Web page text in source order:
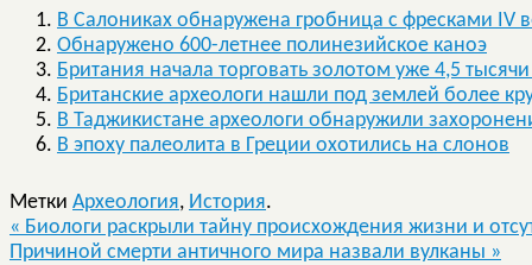
В Салониках обнаружена гробница с фресками IV
Обнаружено 600-летнее полинезийское каноэ
Британия начала торговать золотом уже 4,5
Британские археологи нашли под землей более
В Таджикистане археологи обнаружили
В эпоху палеолита в Греции охотились на слонов
Метки Археология, История.
« Биологи раскрыли тайну происхождения жизни и
Причиной смерти античного мира назвали вулканы »